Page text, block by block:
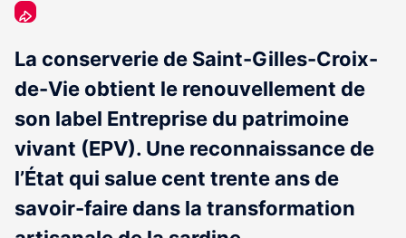
abonnés
La conserverie de Saint-Gilles-Croix-
de-Vie obtient le renouvellement de
son label Entreprise du patrimoine
vivant (EPV). Une reconnaissance de
l’État qui salue cent trente ans de
savoir-faire dans la transformation